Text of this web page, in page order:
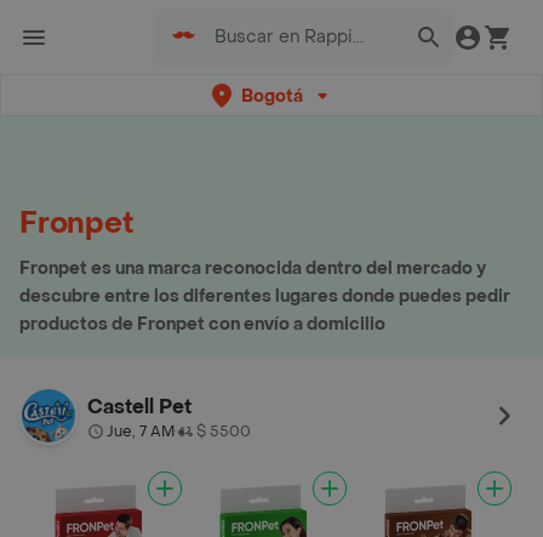
Bogotá
Fronpet
Fronpet es una marca reconocida dentro del mercado y
descubre entre los diferentes lugares donde puedes pedir
productos de Fronpet con envío a domicilio
Castell Pet
Jue, 7 AM• $ 5500